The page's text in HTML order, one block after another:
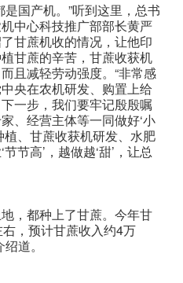
国产机。”听到这里，总书
中心科技推广部部长黄严
甘蔗机收的情况，让他印
甘蔗的辛苦，甘蔗收获机
且减轻劳动强度。“非常感
央在农机研发、购置上给
一步，我们要牢记殷殷嘱
、经营主体等一同做好‘小
植、甘蔗收获机研发、水肥
节高’，越做越‘甜’，让总
，都种上了甘蔗。今年甘
，预计甘蔗收入约4万
道。